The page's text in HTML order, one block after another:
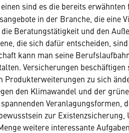
sind es die bereits
in der Branche, die eine
Beratungstätigkeit und den
die sich dafür entscheiden,
kann man seine
Versicherungen
Produkterweiterungen zu sich
den Klimawandel und der
Veranlagungsformen,
zur
weitere interessante